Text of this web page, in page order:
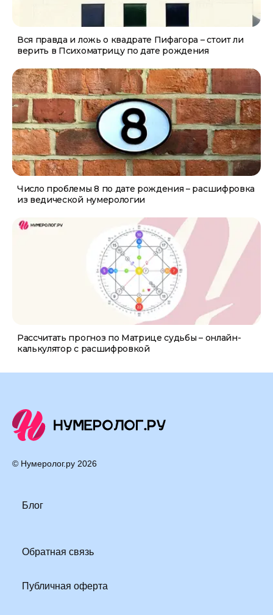
Вся правда и ложь о квадрате Пифагора – стоит ли
верить в Психоматрицу по дате рождения
Число проблемы 8 по дате рождения – расшифровка
из ведической нумерологии
Рассчитать прогноз по Матрице судьбы – онлайн-
калькулятор с расшифровкой
© Нумеролог.ру 2026
Блог
Обратная связь
Публичная оферта